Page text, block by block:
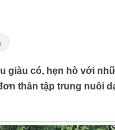
giàu có, hẹn hò với
thân tập trung nuôi